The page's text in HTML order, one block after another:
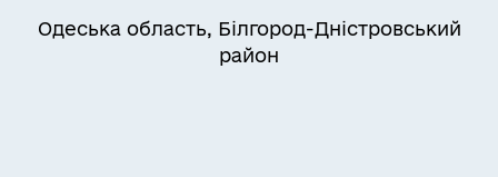
Одеська область, Білгород-Дністровський
район